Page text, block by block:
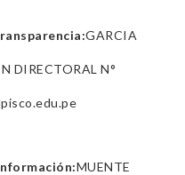
GARCIA
DIRECTORAL N°
MUENTE